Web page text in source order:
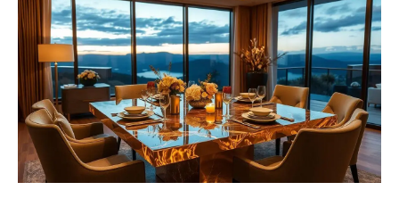
de
tampinhas
resinadas.